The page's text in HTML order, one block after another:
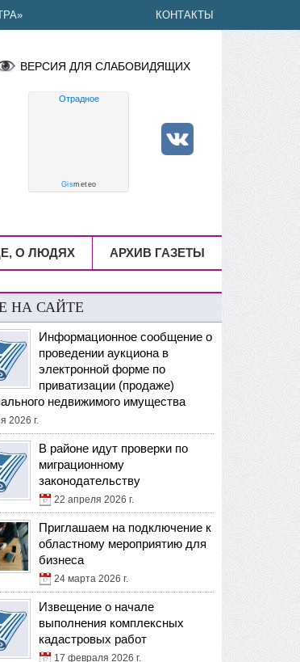
КОНТАКТЫ
ВЕРСИЯ ДЛЯ СЛАБОВИДЯЩИХ
Отрадное
Gismeteo
О ЛЮДЯХ АРХИВ ГАЗЕТЫ
НА САЙТЕ
Информационное сообщение о
проведении аукциона в
электронной форме по
приватизации (продаже)
недвижимого имущества
2026 г.
В районе идут проверки по
миграционному
законодательству
22 апреля 2026 г.
Приглашаем на подключение к
областному мероприятию для
бизнеса
24 марта 2026 г.
Извещение о начале
выполнения комплексных
кадастровых работ
17 февраля 2026 г.